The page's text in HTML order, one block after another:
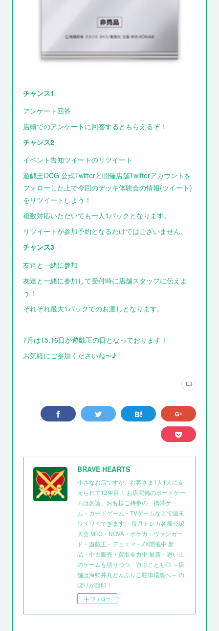
チャンス1
アンケート回答
店頭でのアンケートに回答するともらえるぞ！
チャンス2
イベント告知ツイートのリツイート
遊戯王OCG 公式Twitterと開催店舗Twitterアカウントを
フォローした上で今回のデッキ体験会の情報(ツイート)
をリツイートしよう！
複数対応いただいても一人1パックとなります。
リツイートが参加予約となるわけではございません。
チャンス3
友達と一緒に参加
友達と一緒に参加して受付時に店舗スタッフに伝えよ
う！
それぞれ最大1パックでのお渡しとなります。
7月は15.16日が遊戯王の日となっております！
お気軽にご参加くださいね〜♪
BRAVE HEARTS
小さなお店ですが、お客さま1人1人に支
えられて12年目！ お店完備のボードゲー
ムは勿論、お客様ご持参の、携帯ゲー
ム・カードゲーム・TVゲームなどで週末
ワイワイできます。 毎月トレカ各種公認
大会 MTG・NOVA・ポケカ・ヴァンガー
ド・遊戯王・デュエマ・ZX開催中 新
品・中古販売・買取全力中 最新・思い出
のゲームを語りつつ、遊ぶことも◎ ～店
舗は海鮮丼丸どんぶりこ駐車場裏へ～ の
ぼりが目印！
フォロー